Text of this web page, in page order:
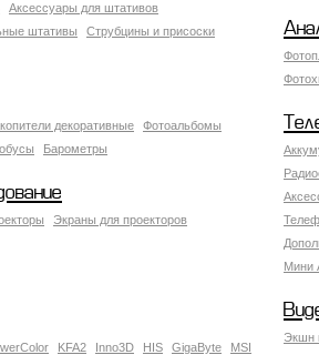
Аксессуары для штативов
штативы
Струбцины и присоски
декоративные
Фотоальбомы
Барометры
Мини
Экраны для проекторов
Экшн
KFA2 Inno3D HIS GigaByte
MSI